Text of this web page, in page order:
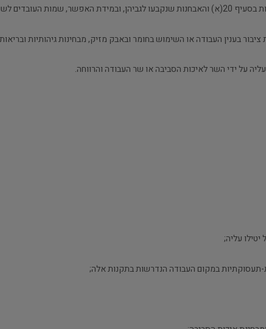
אשר חלו כאמור;
עליה;